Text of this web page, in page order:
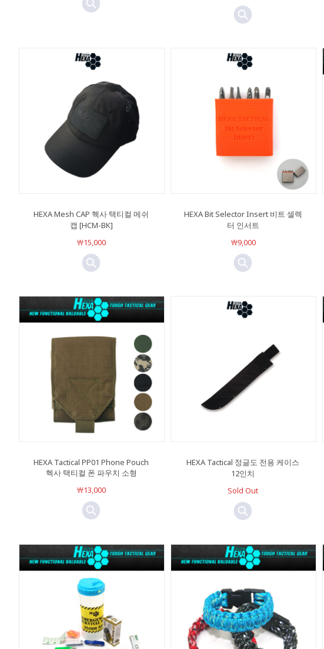
HEXA Mesh CAP 헥사 택티컬 메쉬
캡 [HCM-BK]
￦15,000
HEXA Bit Selector Insert 비트 셀렉
터 인서트
￦9,000
HEXA Tactical PP01 Phone Pouch
헥사 택티컬 폰 파우치 소형
￦13,000
HEXA Tactical 정글도 전용 케이스
12인치
Sold Out